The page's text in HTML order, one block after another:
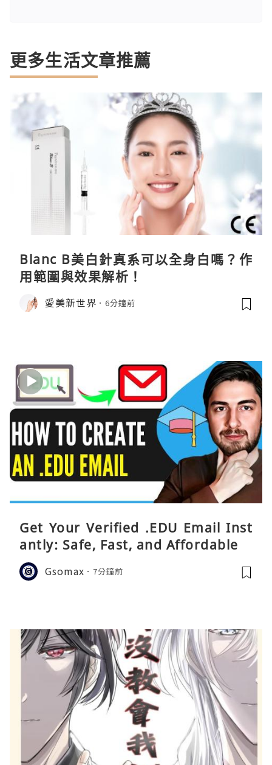
更多生活文章推薦
Blanc B美白針真系可以全身白嗎？作
用範圍與效果解析！
愛美新世界 6分鐘前
Get Your Verified .EDU Email Inst
antly: Safe, Fast, and Affordable
Gsomax 7分鐘前